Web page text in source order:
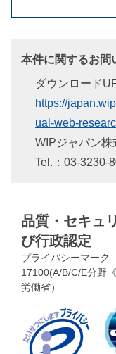
本件に関するお問
ダウンロード
https://
ual-web-
WIPジャパン株
Tel.：03-3230-
品質・セキュ
び行政認定
プライバシーマーク
17100(A/B/C/E分野
労働省）